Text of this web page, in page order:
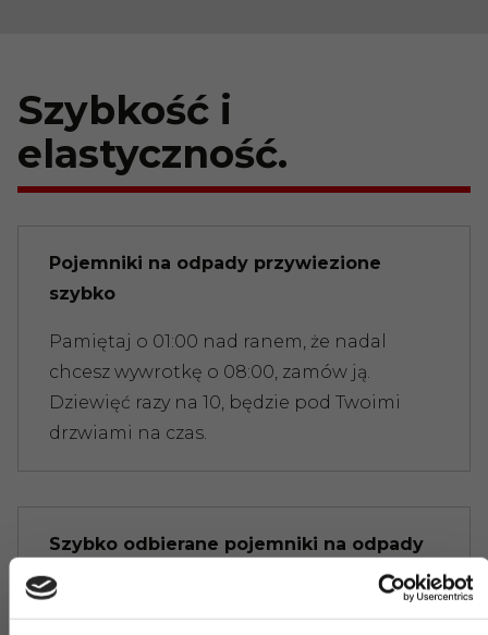
Szybkość i
elastyczność.
Pojemniki na odpady przywiezione
szybko
Pamiętaj o 01:00 nad ranem, że nadal
chcesz wywrotkę o 08:00, zamów ją.
Dziewięć razy na 10, będzie pod Twoimi
drzwiami na czas.
Szybko odbierane pojemniki na odpady
Nie chcesz, aby pojemnik na odpady był
niepotrzebnie długo pozostawiony.